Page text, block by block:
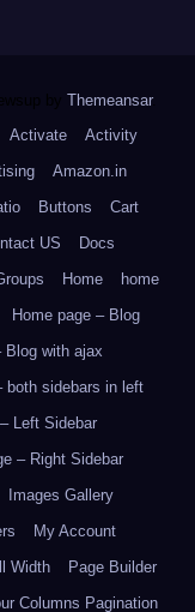
by Themeansar.
Activate
Activity
Amazon.in
Buttons
Cart
US
Docs
Home
home
Home page – Blog
Blog with ajax
both sidebars in left
Left Sidebar
– Right Sidebar
Images Gallery
My Account
Width
Page Builder
Columns Pagination